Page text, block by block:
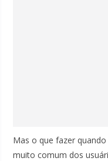
Mas o que fazer quando
muito comum dos